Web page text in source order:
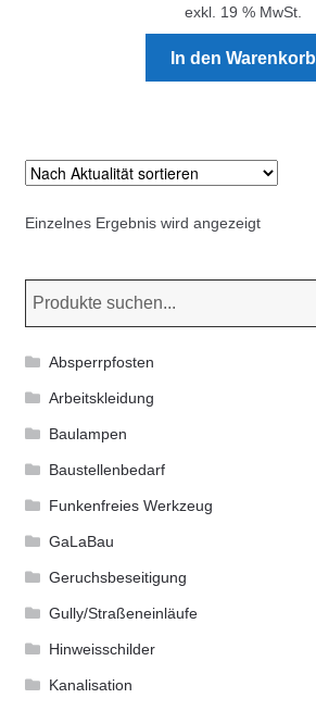
Neuheiten
Rohrauslassgitter
Schachtzubehör
Stadtmöblierung
Verschiedenes
Werkzeuge
exkl. 19 % MwSt.
In den Warenkorb
Einzelnes Ergebnis wird angezeigt
Absperrpfosten
Arbeitskleidung
Baulampen
Baustellenbedarf
Funkenfreies Werkzeug
GaLaBau
Geruchsbeseitigung
Gully/Straßeneinläufe
Hinweisschilder
Kanalisation